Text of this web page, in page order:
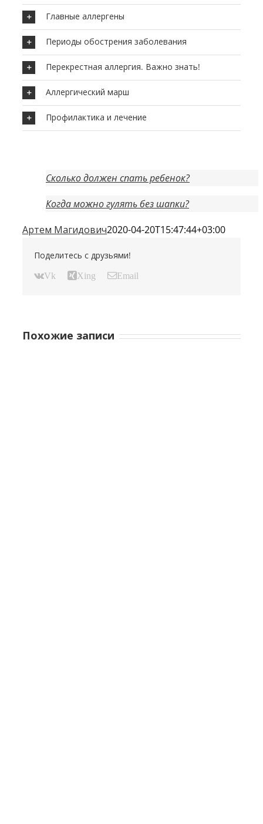
Главные аллергены
Периоды обострения заболевания
Перекрестная аллергия. Важно знать!
Аллергический марш
Профилактика и лечение
Сколько должен спать ребенок?
Когда можно гулять без шапки?
Артем Магидович2020-04-20T15:47:44+03:00
Поделитесь с друзьями!
Vk Xing Email
Похожие записи